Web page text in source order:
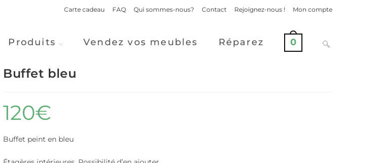
Carte cadeau FAQ Qui sommes-nous? Contact Rejoignez-nous ! Mon compte
Produits Vendez vos meubles Réparez 0
Buffet bleu
120€
Buffet peint en bleu